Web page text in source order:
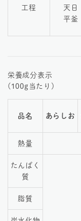
工程
天日
平釜
栄養成分表示
(100g当たり)
品名 あらしお
熱量
たんぱく
質
脂質